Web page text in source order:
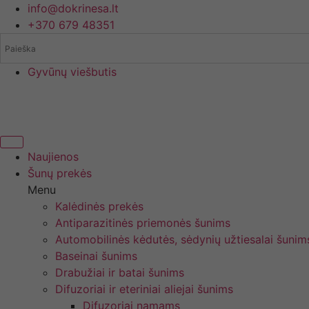
prie
info@dokrinesa.lt
+370 679 48351
Gyvūnų viešbutis
Naujienos
Šunų prekės
Menu
Kalėdinės prekės
Antiparazitinės priemonės šunims
Automobilinės kėdutės, sėdynių užtiesalai
Baseinai šunims
Drabužiai ir batai šunims
Difuzoriai ir eteriniai aliejai šunims
Difuzoriai namams